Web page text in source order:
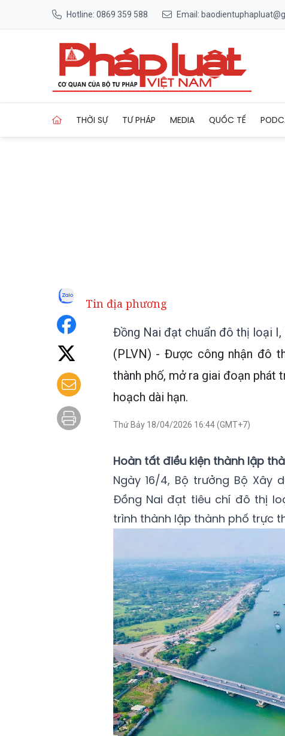
Hotline: 0869 359 588 Email:
THỜI SỰ TƯ PHÁP MEDIA QUỐC TẾ
Tin địa phương
Đồng Nai đạt chuẩn đô thị loại
(PLVN) - Được công nhận đô
thành phố, mở ra giai đoạn
hoạch dài hạn.
Thứ Bảy 18/04/2026 16:44 (GMT+7)
Hoàn tất điều kiện thành lập
Ngày 16/4, Bộ trưởng Bộ Xây
Đồng Nai đạt tiêu chí đô thị
trình thành lập thành phố trực